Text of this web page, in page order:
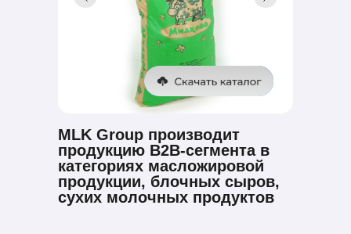
MLK Group производит
продукцию B2B-сегмента в
категориях масложировой
продукции, блочных сыров,
сухих молочных продуктов